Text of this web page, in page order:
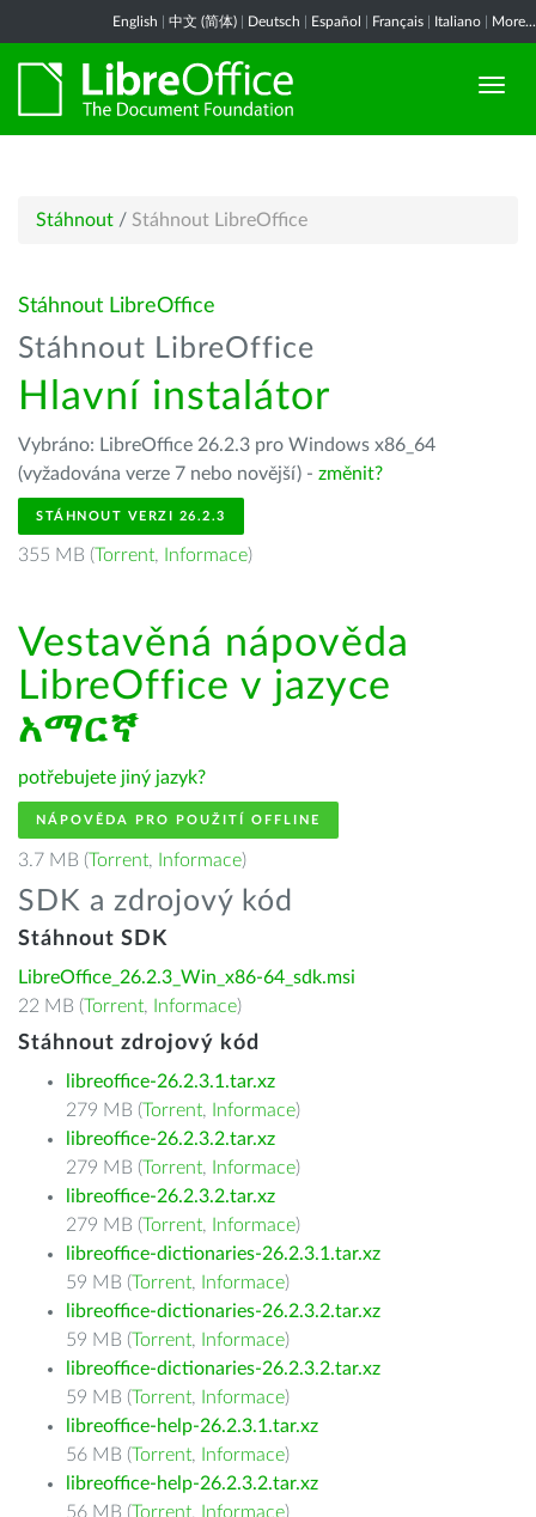
English 中文 (简体) Deutsch Español Français Italiano More...
Stáhnout / Stáhnout LibreOffice
Stáhnout LibreOffice
Stáhnout LibreOffice
Hlavní instalátor
Vybráno: LibreOffice 26.2.3 pro Windows x86_64
(vyžadována verze 7 nebo novější) - změnit?
STÁHNOUT VERZI 26.2.3
355 MB (Torrent, Informace)
Vestavěná nápověda
LibreOffice v jazyce
አማርኛ
potřebujete jiný jazyk?
NÁPOVĚDA PRO POUŽITÍ OFFLINE
3.7 MB (Torrent, Informace)
SDK a zdrojový kód
Stáhnout SDK
LibreOffice_26.2.3_Win_x86-64_sdk.msi
22 MB (Torrent, Informace)
Stáhnout zdrojový kód
libreoffice-26.2.3.1.tar.xz
279 MB (Torrent, Informace)
libreoffice-26.2.3.2.tar.xz
279 MB (Torrent, Informace)
libreoffice-26.2.3.2.tar.xz
279 MB (Torrent, Informace)
libreoffice-dictionaries-26.2.3.1.tar.xz
59 MB (Torrent, Informace)
libreoffice-dictionaries-26.2.3.2.tar.xz
59 MB (Torrent, Informace)
libreoffice-dictionaries-26.2.3.2.tar.xz
59 MB (Torrent, Informace)
libreoffice-help-26.2.3.1.tar.xz
56 MB (Torrent, Informace)
libreoffice-help-26.2.3.2.tar.xz
56 MB (Torrent, Informace)